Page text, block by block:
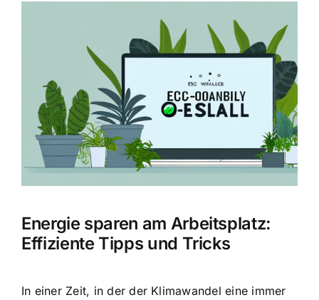
Energie sparen am Arbeitsplatz:
Effiziente Tipps und Tricks
In einer Zeit, in der der Klimawandel eine immer